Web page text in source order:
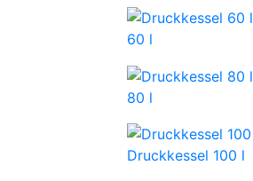
60 l
80 l
Druckkessel 100 l